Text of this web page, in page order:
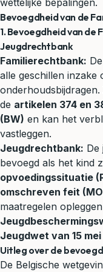
Bevoegdheid van de
1. Bevoegdheid van de
Jeugdrechtbank
Familierechtbank:
alle geschillen inzake
de artikelen 374 en
(BW) en kan het
vastleggen.
Jeugdrechtbank: De
bevoegd als het kind
opvoedingssituatie
omschreven feit
maatregelen
Jeugdwet van 15 mei
Uitleg over de
De Belgische